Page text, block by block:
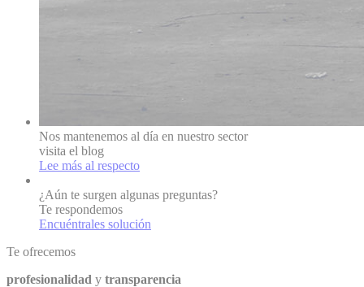
Nos mantenemos al día en nuestro sector
visita el blog
Lee más al respecto
¿Aún te surgen algunas preguntas?
Te respondemos
Encuéntrales solución
Te ofrecemos
profesionalidad y transparencia